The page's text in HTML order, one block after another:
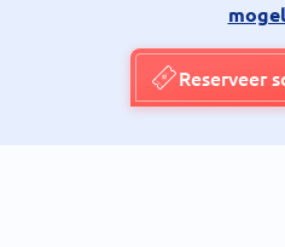
Reserveer